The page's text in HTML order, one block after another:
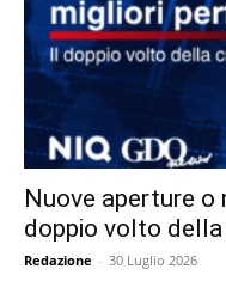
Nuove aperture o
doppio volto
Redazione - 30 Luglio 2026